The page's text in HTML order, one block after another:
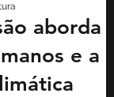
aborda
e a